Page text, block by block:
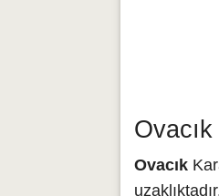
Ovacık